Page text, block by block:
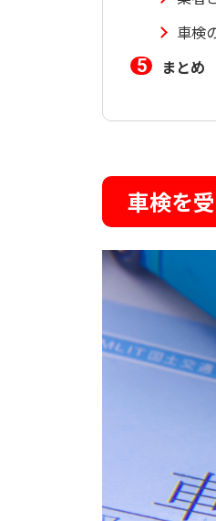
車検
まとめ
車検を